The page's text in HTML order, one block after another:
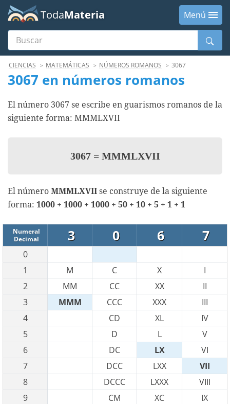
TodaMateria
Menú
Buscar
MenúCIENCIAS MATEMÁTICAS NÚMEROS ROMANOS 3067
3067 en números romanos
El número 3067 se escribe en guarismos romanos de la
siguiente forma: MMMLXVII
3067 =MMMLXVII
El número MMMLXVII se construye de la siguiente
forma: 1000 + 1000 + 1000 + 50 + 10 + 5 + 1 + 1
Numeral
Decimal
3 0 6 7
0
1
M C X
I
2
MM CC XX
II
3
MMM CCC XXX
III
4
CD XL
IV
5
D L
V
6
DC LX
VI
7
DCC LXX
VII
8
DCCC LXXX
VIII
9
CM XC IX